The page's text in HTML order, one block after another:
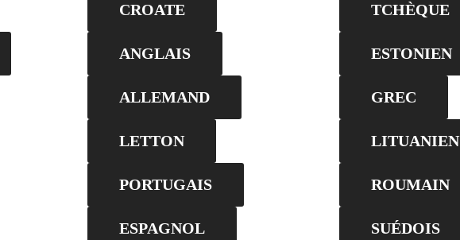
CROATE TCHÈQUE
ANGLAIS ESTONIEN
ALLEMAND GREC
LETTON LITUANIEN
PORTUGAIS ROUMAIN
ESPAGNOL SUÉDOIS